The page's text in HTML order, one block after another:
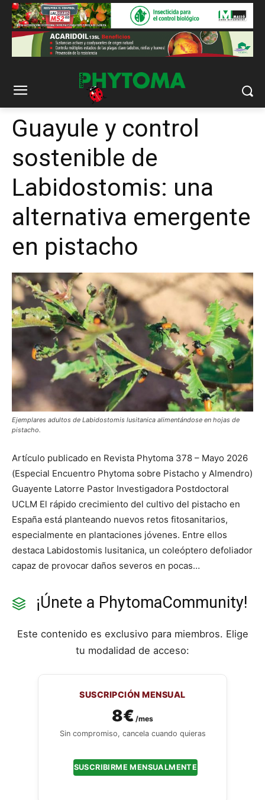
Guayule y control
sostenible de
Labidostomis: una
alternativa emergente
en pistacho
Ejemplares adultos de Labidostomis lusitanica alimentándose en hojas de
pistacho.
Artículo publicado en Revista Phytoma 378 – Mayo 2026
(Especial Encuentro Phytoma sobre Pistacho y Almendro)
Guayente Latorre Pastor Investigadora Postdoctoral
UCLM El rápido crecimiento del cultivo del pistacho en
España está planteando nuevos retos fitosanitarios,
especialmente en plantaciones jóvenes. Entre ellos
destaca Labidostomis lusitanica, un coleóptero defoliador
capaz de provocar daños severos en pocas…
¡Únete a PhytomaCommunity!
Este contenido es exclusivo para miembros. Elige
tu modalidad de acceso:
SUSCRIPCIÓN MENSUAL
8€ /mes
Sin compromiso, cancela cuando quieras
SUSCRIBIRME MENSUALMENTE